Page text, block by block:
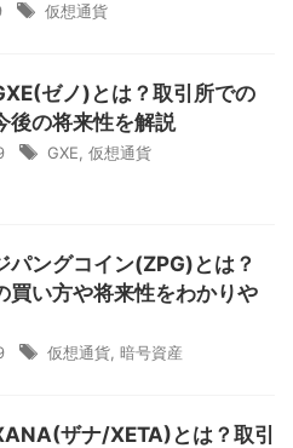
仮想通貨
ゼノ)とは？取引所での
後の将来性を解説
GXE 仮想通貨
パングコイン(ZPG)とは？
買い方や将来性をわかりや
仮想通貨 暗号資産
ザナ/XETA)とは？取引